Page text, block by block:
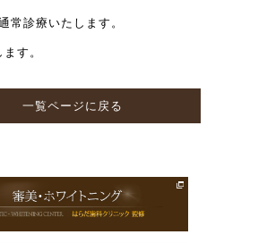
常診療いたします。
す。
一覧ページに戻る